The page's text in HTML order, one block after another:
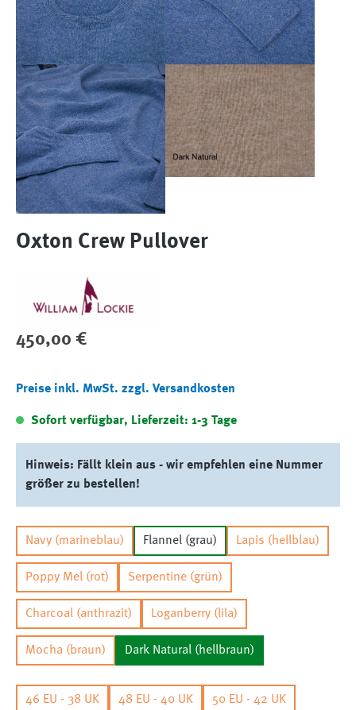
Oxton Crew Pullover
Regulärer Preis:
450,00 €
Preise inkl. MwSt. zzgl. Versandkosten
Sofort verfügbar, Lieferzeit: 1-3 Tage
Hinweis: Fällt klein aus - wir empfehlen eine Nummer
größer zu bestellen!
Navy (marineblau) Flannel (grau) Lapis (hellblau)
Poppy Mel (rot) Serpentine (grün)
Charcoal (anthrazit) Loganberry (lila)
Mocha (braun) Dark Natural (hellbraun)
46 EU - 38 UK 48 EU - 40 UK 50 EU - 42 UK